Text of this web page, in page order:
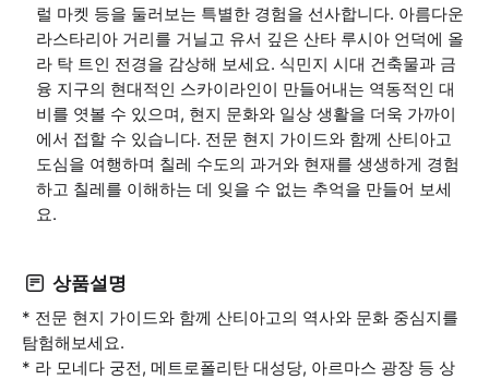
럴 마켓 등을 둘러보는 특별한 경험을 선사합니다. 아름다운
라스타리아 거리를 거닐고 유서 깊은 산타 루시아 언덕에 올
라 탁 트인 전경을 감상해 보세요. 식민지 시대 건축물과 금
융 지구의 현대적인 스카이라인이 만들어내는 역동적인 대
비를 엿볼 수 있으며, 현지 문화와 일상 생활을 더욱 가까이
에서 접할 수 있습니다. 전문 현지 가이드와 함께 산티아고
도심을 여행하며 칠레 수도의 과거와 현재를 생생하게 경험
하고 칠레를 이해하는 데 잊을 수 없는 추억을 만들어 보세
요.
상품설명
* 전문 현지 가이드와 함께 산티아고의 역사와 문화 중심지를
탐험해보세요.
* 라 모네다 궁전, 메트로폴리탄 대성당, 아르마스 광장 등 상